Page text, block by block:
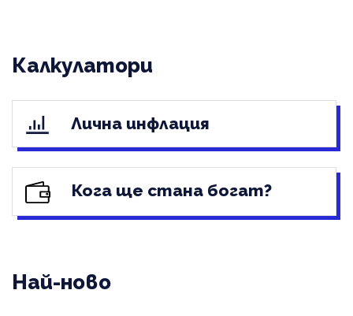
Калкулатори
Лична инфлация
Кога ще стана богат?
Най-ново